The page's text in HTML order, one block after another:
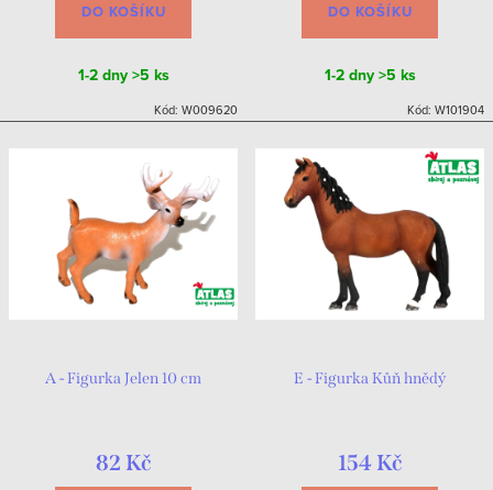
DO KOŠÍKU
1-2 dny >5 ks
Kód: W009620
DO KOŠÍKU
1-2 dny >5 ks
Kód: W101904
A - Figurka Jelen 10 cm
82 Kč
E - Figurka Kůň hnědý
154 Kč